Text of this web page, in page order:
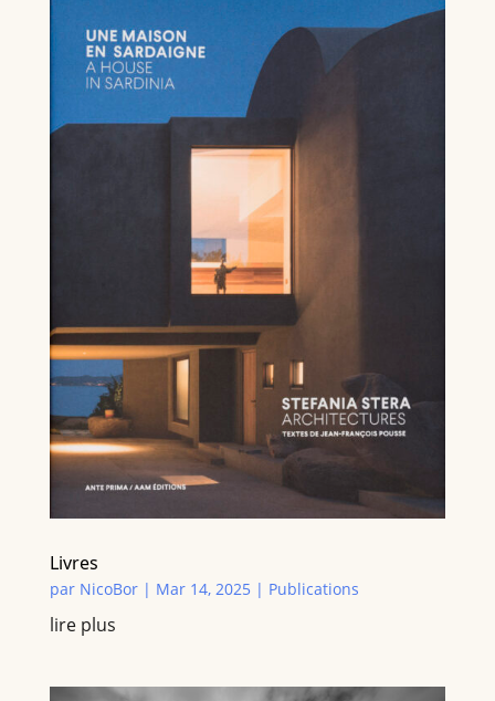
Livres
par NicoBor| Mar 14, 2025| Publications
lire plus